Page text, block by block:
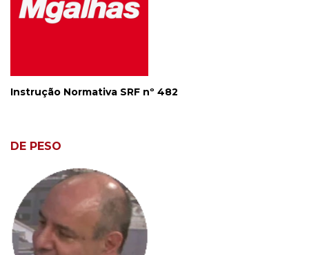
Instrução Normativa SRF nº 482
DE PESO